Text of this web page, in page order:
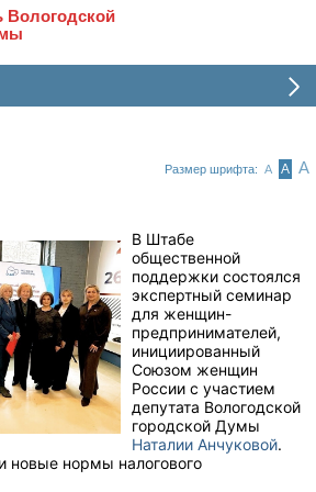
Вологодской
Размер шрифта: А А А
В Штабе
общественной
поддержки состоялся
экспертный семинар
для женщин-
предпринимателей,
инициированный
Союзом женщин
России с участием
депутата Вологодской
городской Думы
Наталии Анчуковой.
новые нормы налогового